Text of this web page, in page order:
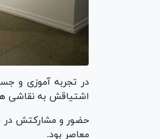
در تجربه آموزی و
اشتیاقش به نقاشی
حضور و مشارکتش در
معاصر بود.